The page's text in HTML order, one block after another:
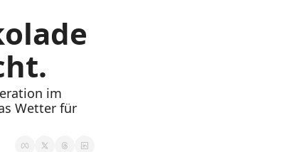
im
Wetter für